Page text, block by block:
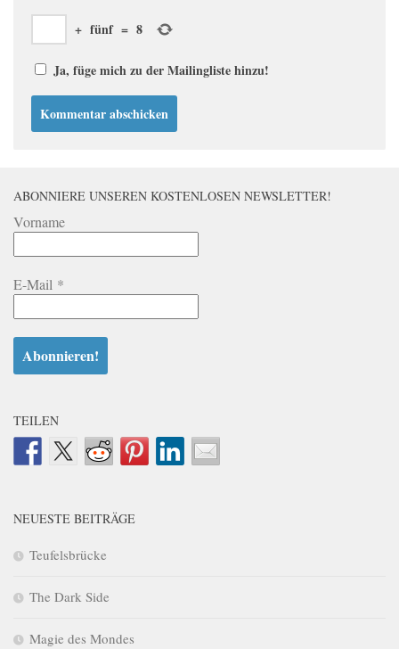
+ fünf = 8
Ja, füge mich zu der Mailingliste hinzu!
ABONNIERE UNSEREN KOSTENLOSEN NEWSLETTER!
Vorname
E-Mail *
TEILEN
NEUESTE BEITRÄGE
Teufelsbrücke
The Dark Side
Magie des Mondes